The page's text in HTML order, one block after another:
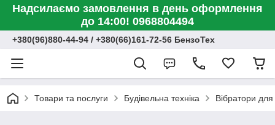
Надсилаємо замовлення в день оформлення
до 14:00! 0968804494
+380(96)880-44-94 / +380(66)161-72-56 БензоТех
Товари та послуги Будівельна техніка Вібратори